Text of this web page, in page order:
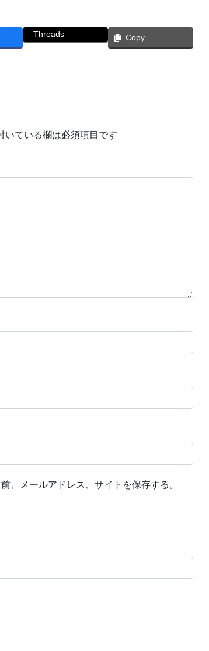
Threads Copy
いている欄は必須項目です
、メールアドレス、サイトを保存する。